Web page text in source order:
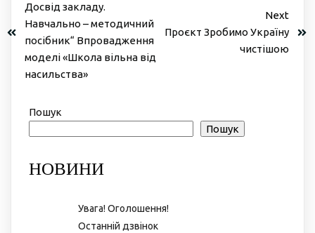
Досвід закладу.
Навчально – методичний
посібник“ Впровадження
моделі «Школа вільна від
насильства»
Next
Проєкт Зробимо Україну
чистішою
Пошук
Пошук
НОВИНИ
Увага! Оголошення!
Останній дзвінок